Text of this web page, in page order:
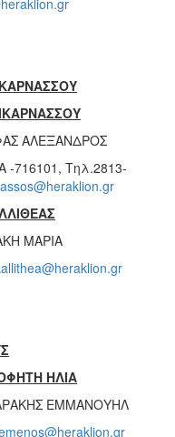
ΑΛΕΞΑΝΔΡΟΣ
-716101, Τηλ.2813-
ΜΑΡΙΑ
ΗΛΙΑ
ΕΜΜΑΝΟΥΗΛ